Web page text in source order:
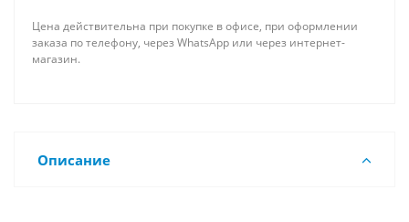
Цена действительна при покупке в офисе, при оформлении
заказа по телефону, через WhatsApp или через интернет-
магазин.
Описание